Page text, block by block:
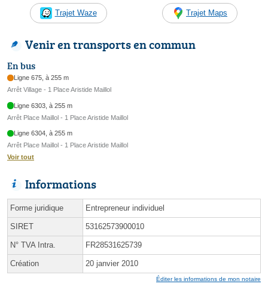
Trajet Waze Trajet Maps
Venir en transports en commun
En bus
Ligne 675, à 255 m
Arrêt Village - 1 Place Aristide Maillol
Ligne 6303, à 255 m
Arrêt Place Maillol - 1 Place Aristide Maillol
Ligne 6304, à 255 m
Arrêt Place Maillol - 1 Place Aristide Maillol
Voir tout
Informations
Forme juridique Entrepreneur individuel
SIRET 53162573900010
N° TVA Intra. FR28531625739
Création 20 janvier 2010
Éditer les informations de mon notaire